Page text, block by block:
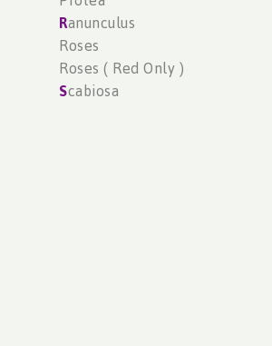
Ranunculus
Roses
Roses ( Red Only )
Scabiosa